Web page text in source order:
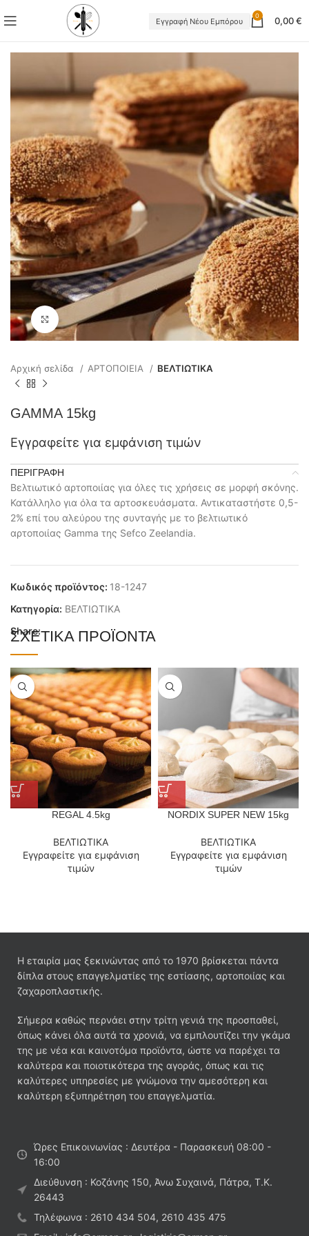
Εγγραφή Νέου Εμπόρου
0 0,00€
Click to enlarge
Αρχική σελίδα ΑΡΤΟΠΟΙΕΙΑ ΒΕΛΤΙΩΤΙΚΑ
GAMMA 15kg
Εγγραφείτε για εμφάνιση τιμών
ΠΕΡΙΓΡΑΦΉ
Βελτιωτικό αρτοποιίας για όλες τις χρήσεις σε μορφή σκόνης.
Κατάλληλο για όλα τα αρτοσκευάσματα. Αντικαταστήστε 0,5-
2% επί του αλεύρου της συνταγής με το βελτιωτικό
αρτοποιίας Gamma της Sefco Zeelandia.
Κωδικός προϊόντος: 18-1247
Κατηγορία: ΒΕΛΤΙΩΤΙΚΑ
Share:
ΣΧΕΤΙΚΆ ΠΡΟΪΌΝΤΑ
REGAL 4.5kg
ΒΕΛΤΙΩΤΙΚΑ
Εγγραφείτε για εμφάνιση
τιμών
NORDIX SUPER NEW 15kg
ΒΕΛΤΙΩΤΙΚΑ
Εγγραφείτε για εμφάνιση
τιμών
Η εταιρία μας ξεκινώντας από το 1970 βρίσκεται πάντα
δίπλα στους επαγγελματίες της εστίασης, αρτοποιίας και
ζαχαροπλαστικής.
Σήμερα καθώς περνάει στην τρίτη γενιά της προσπαθεί,
όπως κάνει όλα αυτά τα χρονιά, να εμπλουτίζει την γκάμα
της με νέα και καινοτόμα προϊόντα, ώστε να παρέχει τα
καλύτερα και ποιοτικότερα της αγοράς, όπως και τις
καλύτερες υπηρεσίες με γνώμονα την αμεσότερη και
καλύτερη εξυπηρέτηση του επαγγελματία.
Ώρες Επικοινωνίας : Δευτέρα - Παρασκευή 08:00 -
16:00
Διεύθυνση : Κοζάνης 150, Άνω Συχαινά, Πάτρα, Τ.Κ.
26443
Τηλέφωνα : 2610 434 504, 2610 435 475